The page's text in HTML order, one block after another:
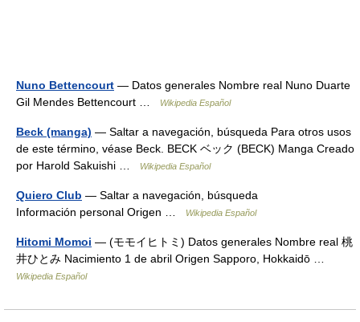
Nuno Bettencourt — Datos generales Nombre real Nuno Duarte
Gil Mendes Bettencourt …
Wikipedia Español
Beck (manga) — Saltar a navegación, búsqueda Para otros usos
de este término, véase Beck. BECK ベック (BECK) Manga Creado
por Harold Sakuishi …
Wikipedia Español
Quiero Club — Saltar a navegación, búsqueda
Información personal Origen …
Wikipedia Español
Hitomi Momoi — (モモイヒトミ) Datos generales Nombre real 桃
井ひとみ Nacimiento 1 de abril Origen Sapporo, Hokkaidō …
Wikipedia Español